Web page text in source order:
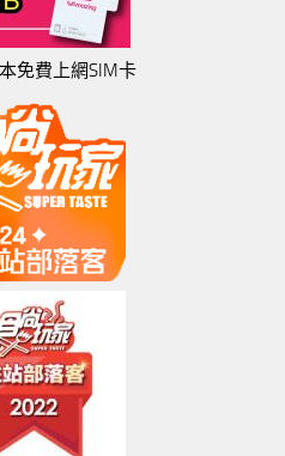
免費上網SIM卡